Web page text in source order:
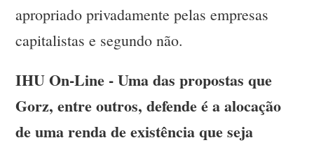
apropriado privadamente pelas empresas
capitalistas e segundo não.
IHU On-Line - Uma das propostas que
Gorz, entre outros, defende é a alocação
de uma renda de existência que seja